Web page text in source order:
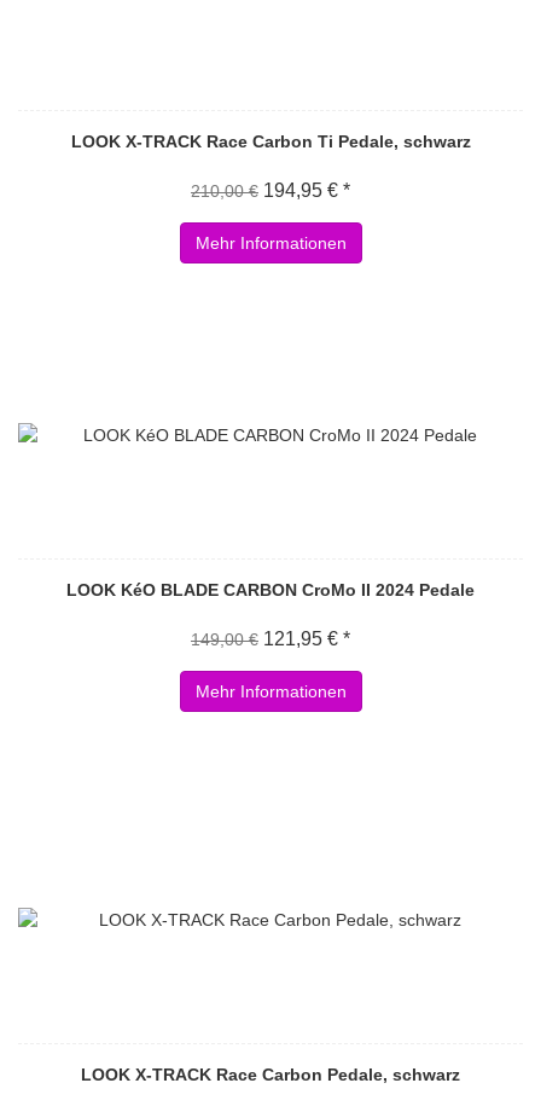
LOOK X-TRACK Race Carbon Ti Pedale, schwarz
210,00 € 194,95 € *
Mehr Informationen
LOOK KéO BLADE CARBON CroMo II 2024 Pedale
149,00 € 121,95 € *
Mehr Informationen
LOOK X-TRACK Race Carbon Pedale, schwarz